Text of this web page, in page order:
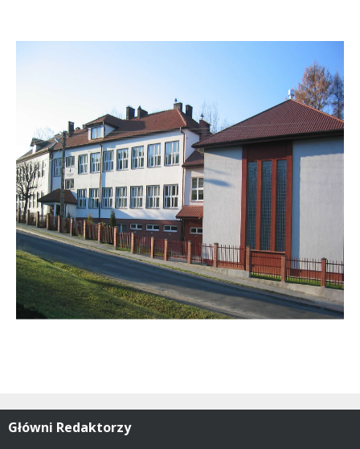
Główni Redaktorzy